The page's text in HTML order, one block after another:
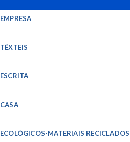
EMPRESA
TÊXTEIS
ESCRITA
CASA
ECOLÓGICOS-MATERIAIS RECICLADOS